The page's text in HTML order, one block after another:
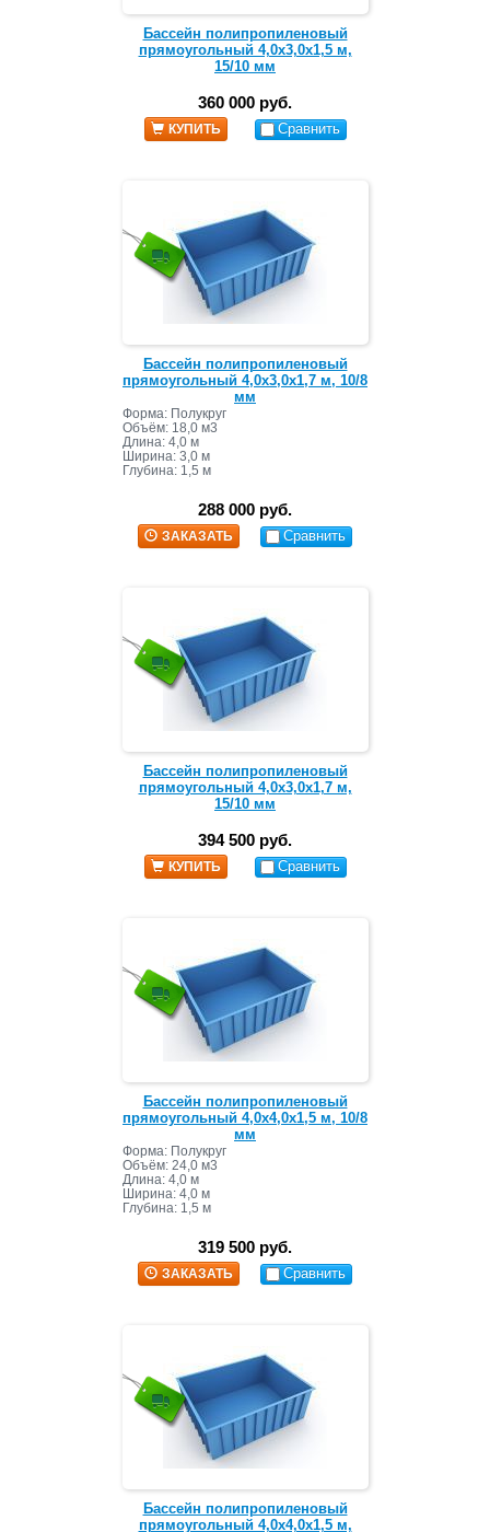
Бассейн полипропиленовый
прямоугольный 4,0х3,0х1,5 м,
15/10 мм
360 000 руб.
КУПИТЬ Сравнить
Бассейн полипропиленовый
прямоугольный 4,0х3,0х1,7 м, 10/8
мм
Форма: Полукруг
Объём: 18,0 м3
Длина: 4,0 м
Ширина: 3,0 м
Глубина: 1,5 м
288 000 руб.
ЗАКАЗАТЬ Сравнить
Бассейн полипропиленовый
прямоугольный 4,0х3,0х1,7 м,
15/10 мм
394 500 руб.
КУПИТЬ Сравнить
Бассейн полипропиленовый
прямоугольный 4,0х4,0х1,5 м, 10/8
мм
Форма: Полукруг
Объём: 24,0 м3
Длина: 4,0 м
Ширина: 4,0 м
Глубина: 1,5 м
319 500 руб.
ЗАКАЗАТЬ Сравнить
Бассейн полипропиленовый
прямоугольный 4,0х4,0х1,5 м,